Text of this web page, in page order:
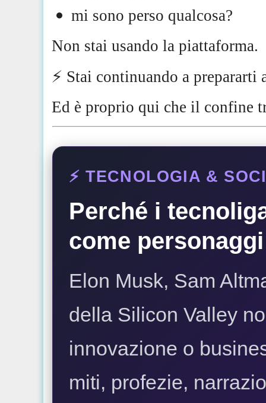
mi sono perso qualcosa?
Non stai usando la piattaforma.
⚡️ Stai continuando a
Ed è proprio qui che il confine
⚡️ TECNOLOGIA &
Perché i
come
Elon Musk, Sam
della Silicon Valley
innovazione o
miti, profezie,